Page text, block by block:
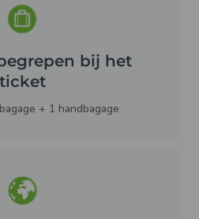
bij het
ticket
+ 1 handbagage